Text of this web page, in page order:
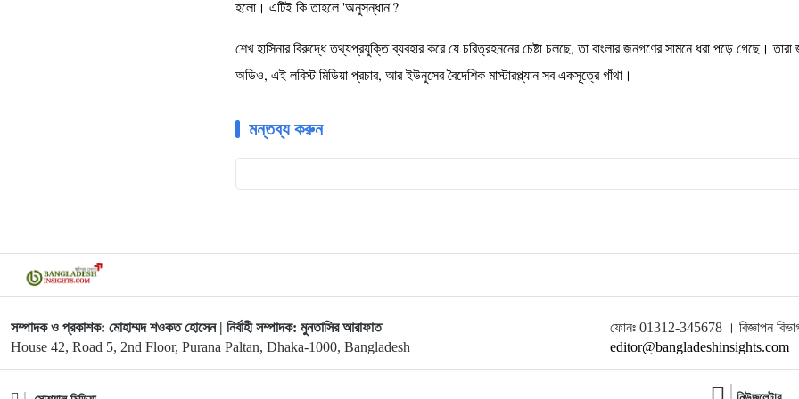
হলো। এটিই কি তাহলে 'অনুসন্ধান'?
শেখ হাসিনার বিরুদ্ধে তথ্যপ্রযুক্তি ব্যবহার করে যে চরিত্রহননের চেষ্টা চলছে, তা বাংলার জনগণের সামনে ধরা পড়ে গেছে।
অডিও, এই লবিস্ট মিডিয়া প্রচার, আর ইউনুসের বৈদেশিক মাস্টারপ্ল্যান সব একসূত্রে গাঁথা।
মন্তব্য করুন
সম্পাদক ও প্রকাশক: মোহাম্মদ শওকত হোসেন | নির্বাহী সম্পাদক: মুনতাসির আরাফাত
House 42, Road 5, 2nd Floor, Purana Paltan, Dhaka-1000, Bangladesh
ফোনঃ 01312-345678 । বিজ্ঞাপন
editor@bangladeshinsights.com